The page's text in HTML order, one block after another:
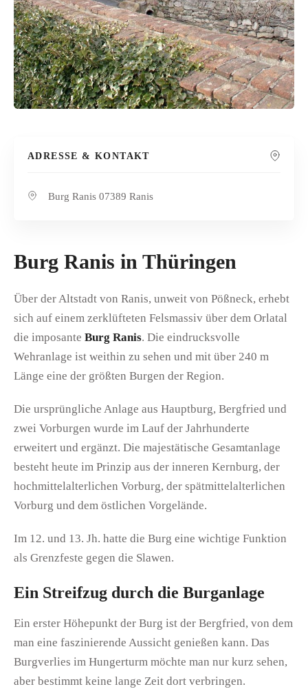
ADRESSE & KONTAKT
Burg Ranis 07389 Ranis
Burg Ranis in Thüringen
Über der Altstadt von Ranis, unweit von Pößneck, erhebt
sich auf einem zerklüfteten Felsmassiv über dem Orlatal
die imposante Burg Ranis. Die eindrucksvolle
Wehranlage ist weithin zu sehen und mit über 240 m
Länge eine der größten Burgen der Region.
Die ursprüngliche Anlage aus Hauptburg, Bergfried und
zwei Vorburgen wurde im Lauf der Jahrhunderte
erweitert und ergänzt. Die majestätische Gesamtanlage
besteht heute im Prinzip aus der inneren Kernburg, der
hochmittelalterlichen Vorburg, der spätmittelalterlichen
Vorburg und dem östlichen Vorgelände.
Im 12. und 13. Jh. hatte die Burg eine wichtige Funktion
als Grenzfeste gegen die Slawen.
Ein Streifzug durch die Burganlage
Ein erster Höhepunkt der Burg ist der Bergfried, von dem
man eine faszinierende Aussicht genießen kann. Das
Burgverlies im Hungerturm möchte man nur kurz sehen,
aber bestimmt keine lange Zeit dort verbringen.